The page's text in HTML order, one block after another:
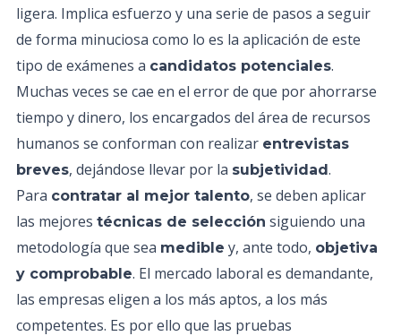
ligera. Implica esfuerzo y una serie de pasos a seguir
de forma minuciosa como lo es la aplicación de este
tipo de exámenes a candidatos potenciales.
Muchas veces se cae en el error de que por ahorrarse
tiempo y dinero, los encargados del área de recursos
humanos se conforman con realizar entrevistas
breves, dejándose llevar por la subjetividad.
Para contratar al mejor talento, se deben aplicar
las mejores técnicas de selección siguiendo una
metodología que sea medible y, ante todo, objetiva
y comprobable. El mercado laboral es demandante,
las empresas eligen a los más aptos, a los más
competentes. Es por ello que las pruebas